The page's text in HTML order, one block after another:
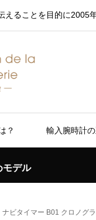
ることを目的に2005
？ 輸入腕時計
モデル
ナビタイマー B01 クロノグ